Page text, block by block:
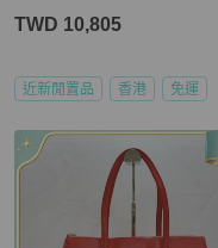
TWD 10,805
近新閒置品 香港 免運